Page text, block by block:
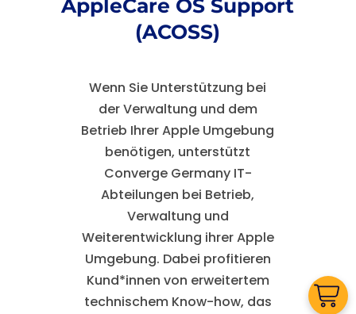
AppleCare OS Support
(ACOSS)
Wenn Sie Unterstützung bei
der Verwaltung und dem
Betrieb Ihrer Apple Umgebung
benötigen, unterstützt
Converge Germany IT-
Abteilungen bei Betrieb,
Verwaltung und
Weiterentwicklung ihrer Apple
Umgebung. Dabei profitieren
Kund*innen von erweitertem
technischem Know-how, das